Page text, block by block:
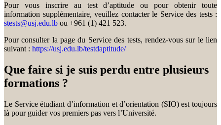
Pour vous inscrire au test d’aptitude ou pour obtenir toute
information supplémentaire, veuillez contacter le Service des tests :
stests@usj.edu.lb ou +961 (1) 421 523.
Pour consulter la page du Service des tests, rendez-vous sur le lien
suivant : https://usj.edu.lb/testdaptitude/
Que faire si je suis perdu entre plusieurs
formations ?
Le Service étudiant d’information et d’orientation (SIO) est toujours
là pour guider vos premiers pas vers l’Université.